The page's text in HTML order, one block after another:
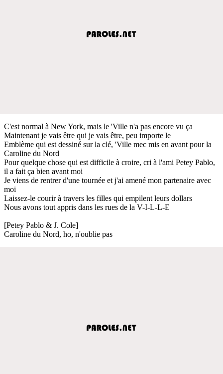
C'est normal à New York, mais le 'Ville n'a pas encore vu ça
Maintenant je vais être qui je vais être, peu importe le
Emblème qui est dessiné sur la clé, 'Ville mec mis en avant pour la
Caroline du Nord
Pour quelque chose qui est difficile à croire, cri à l'ami Petey Pablo,
il a fait ça bien avant moi
Je viens de rentrer d'une tournée et j'ai amené mon partenaire avec
moi
Laissez-le courir à travers les filles qui empilent leurs dollars
Nous avons tout appris dans les rues de la V-I-L-L-E
[Petey Pablo & J. Cole]
Caroline du Nord, ho, n'oublie pas